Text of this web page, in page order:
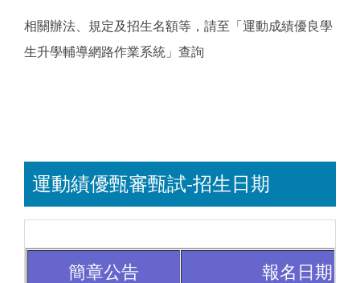
相關辦法、規定及招生名額等，請至「運動成績優良學
生升學輔導網路作業系統」查詢
運動績優甄審甄試-招生日期
簡章公告 報名日期